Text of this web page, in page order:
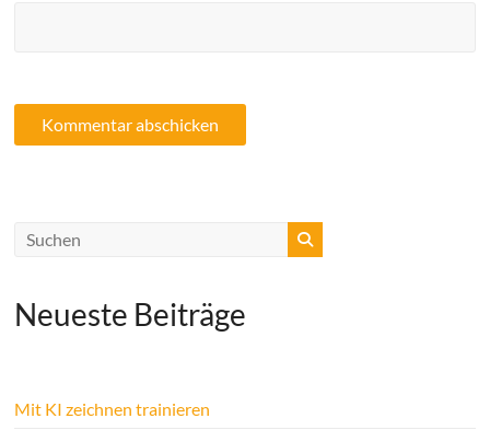
Neueste Beiträge
Mit KI zeichnen trainieren